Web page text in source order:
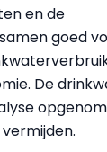
en de
goed
De